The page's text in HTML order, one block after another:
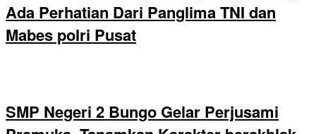
Ada Perhatian Dari Panglima TNI dan
Mabes polri Pusat
SMP Negeri 2 Bungo Gelar Perjusami